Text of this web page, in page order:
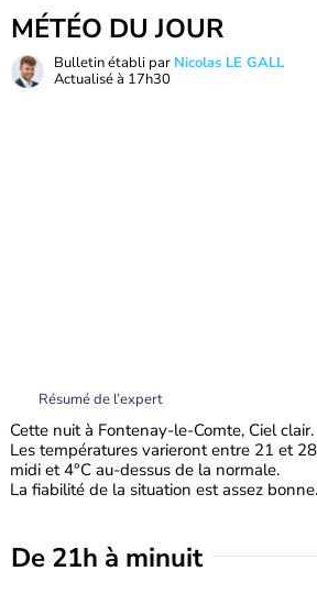
MÉTÉO DU JOUR
Bulletin établi par Nicolas LE GALL
Actualisé à 17h30
Résumé de l’expert
Cette nuit à Fontenay-le-Comte, Ciel clair.
Les températures varieront entre 21 et
midi et 4°C au-dessus de la normale.
La fiabilité de la situation est assez bonne.
De 21h à minuit